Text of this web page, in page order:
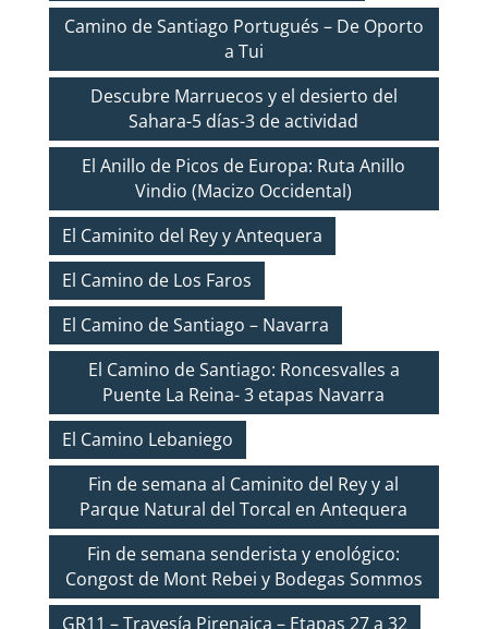
Camino de Santiago Portugués – De Oporto
a Tui
Descubre Marruecos y el desierto del
Sahara-5 días-3 de actividad
El Anillo de Picos de Europa: Ruta Anillo
Vindio (Macizo Occidental)
El Caminito del Rey y Antequera
El Camino de Los Faros
El Camino de Santiago – Navarra
El Camino de Santiago: Roncesvalles a
Puente La Reina- 3 etapas Navarra
El Camino Lebaniego
Fin de semana al Caminito del Rey y al
Parque Natural del Torcal en Antequera
Fin de semana senderista y enológico:
Congost de Mont Rebei y Bodegas Sommos
GR11 – Travesía Pirenaica – Etapas 27 a 32